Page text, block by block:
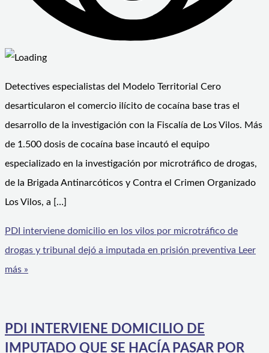
Detectives especialistas del Modelo Territorial Cero
desarticularon el comercio ilícito de cocaína base tras el
desarrollo de la investigación con la Fiscalía de Los Vilos. Más
de 1.500 dosis de cocaína base incautó el equipo
especializado en la investigación por microtráfico de drogas,
de la Brigada Antinarcóticos y Contra el Crimen Organizado
Los Vilos, a […]
PDI interviene domicilio en los vilos por microtráfico de
drogas y tribunal dejó a imputada en prisión preventiva Leer
más »
PDI INTERVIENE DOMICILIO DE
IMPUTADO QUE SE HACÍA PASAR POR